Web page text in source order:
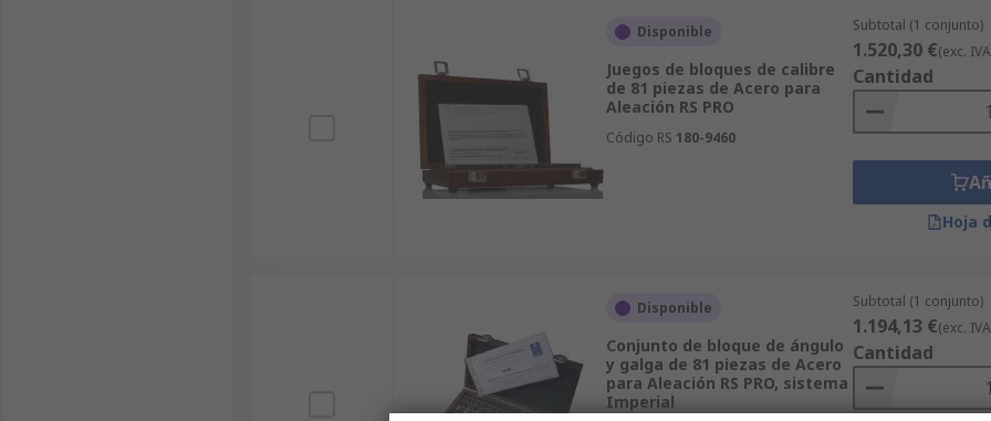
Disponible
Juegos de bloques de calibre
de 81 piezas de Acero para
Aleación RS PRO
Código RS 180-9460
Subtotal (1 conjunto)
1.520,30 €(exc.
Cantidad
Hoja
Disponible
Conjunto de bloque de ángulo
y galga de 81 piezas de Acero
para Aleación RS PRO, sistema
Imperial
Subtotal (1 conjunto)
1.194,13 €(exc.
Cantidad